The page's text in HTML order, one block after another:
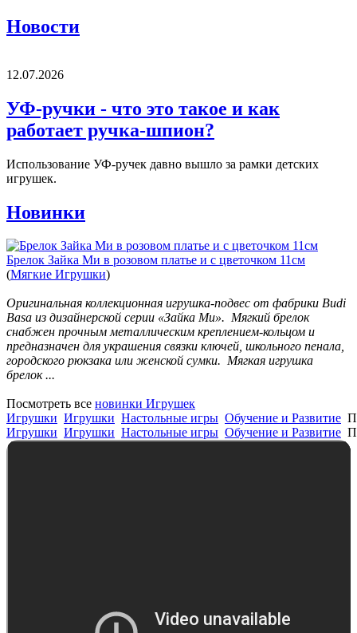
Новости
12.07.2026
УФ-ручки - что это такое и как
работает ручка-шпион?
Использование УФ-ручек давно вышло за рамки детских
игрушек.
Новинки
Брелок Зайка Ми в розовом платье и с цветочком 11см
(Мягкие Игрушки)
Оригинальная коллекционная игрушка-подвес от фабрики Budi
Basa из дизайнерской серии «Зайка Ми». Мягкий брелок
снабжен прочным металлическим креплением-кольцом и
предназначен для украшения связки ключей, школьного пенала,
городского рюкзака или женской сумки. Мягкая игрушка
брелок ...
Посмотреть все новинки Игрушек
Игрушки Игрушки Настольные игры Обучение и Развитие
Игрушки Игрушки Настольные игры Обучение и Развитие